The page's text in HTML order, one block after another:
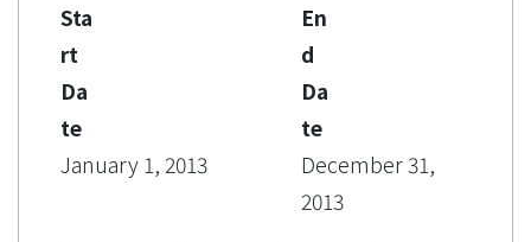
Sta
rt
Da
te
January 1, 2013
En
d
Da
te
December 31,
2013